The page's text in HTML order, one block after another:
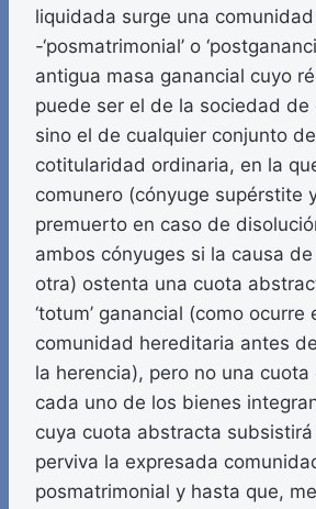
liquidada surge una comunidad
-‘posmatrimonial’ o
antigua masa ganancial cuyo
puede ser el de la sociedad de
sino el de cualquier conjunto
cotitularidad ordinaria, en la
comunero (cónyuge supérstite
premuerto en caso de
ambos cónyuges si la causa
otra) ostenta una cuota
‘totum’ ganancial (como ocurre
comunidad hereditaria antes
la herencia), pero no una
cada uno de los bienes
cuya cuota abstracta
perviva la expresada
posmatrimonial y hasta que,